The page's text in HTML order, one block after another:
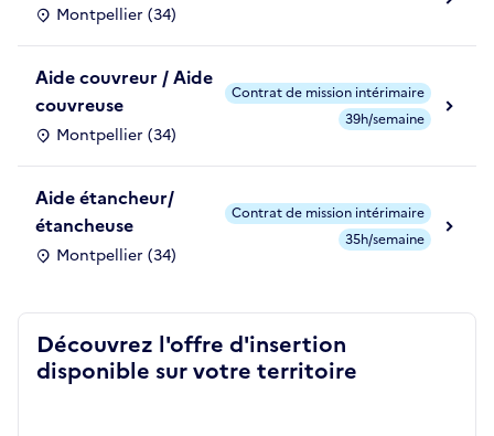
Montpellier (34)
Aide couvreur / Aide
couvreuse
Montpellier (34)
Contrat de mission intérimaire
39h/semaine
Aide étancheur/
étancheuse
Montpellier (34)
Contrat de mission intérimaire
35h/semaine
Découvrez l'offre d'insertion
disponible sur votre territoire